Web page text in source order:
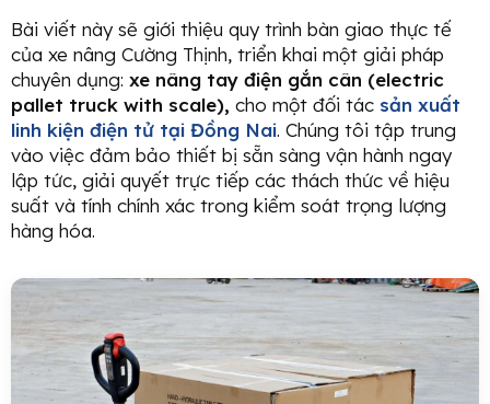
Bài viết này sẽ giới thiệu quy trình bàn giao thực tế
của xe nâng Cường Thịnh, triển khai một giải pháp
chuyên dụng: xe nâng tay điện gắn cân (electric
pallet truck with scale), cho một đối tác sản xuất
linh kiện điện tử tại Đồng Nai. Chúng tôi tập trung
vào việc đảm bảo thiết bị sẵn sàng vận hành ngay
lập tức, giải quyết trực tiếp các thách thức về hiệu
suất và tính chính xác trong kiểm soát trọng lượng
hàng hóa.